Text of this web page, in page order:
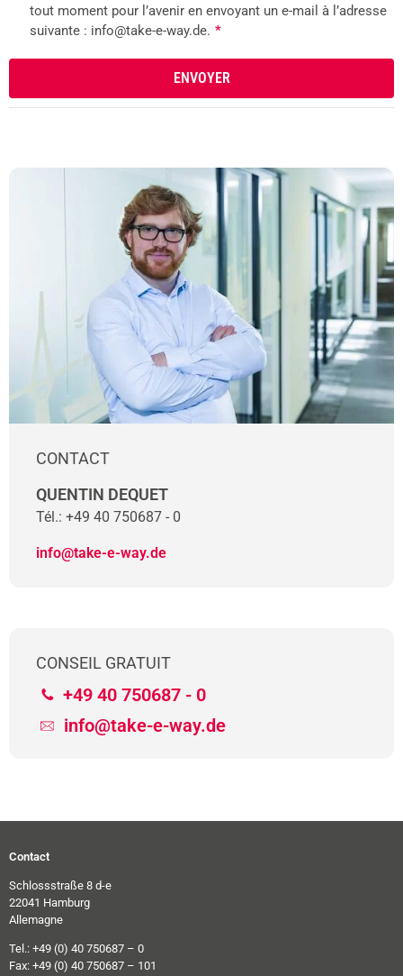
tout moment pour l’avenir en envoyant un e-mail à l’adresse
suivante : info@take-e-way.de. *
CONTACT
QUENTIN DEQUET
Tél.: +49 40 750687 - 0
info@take-e-way.de
CONSEIL GRATUIT
+49 40 750687 - 0
info@take-e-way.de
Contact
Schlossstraße 8 d-e
22041 Hamburg
Allemagne
Tel.: +49 (0) 40 750687 – 0
Fax: +49 (0) 40 750687 – 101